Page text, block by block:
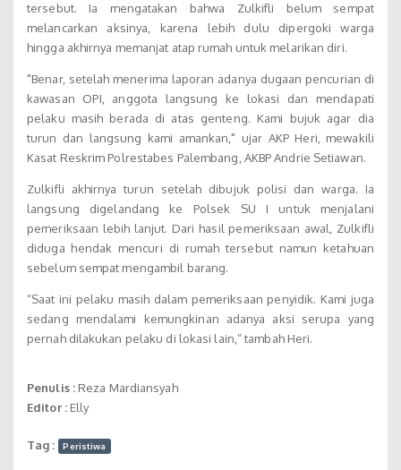
tersebut. Ia mengatakan bahwa Zulkifli belum sempat
melancarkan aksinya, karena lebih dulu dipergoki warga
hingga akhirnya memanjat atap rumah untuk melarikan diri.
"Benar, setelah menerima laporan adanya dugaan pencurian di
kawasan OPI, anggota langsung ke lokasi dan mendapati
pelaku masih berada di atas genteng. Kami bujuk agar dia
turun dan langsung kami amankan," ujar AKP Heri, mewakili
Kasat Reskrim Polrestabes Palembang, AKBP Andrie Setiawan.
Zulkifli akhirnya turun setelah dibujuk polisi dan warga. Ia
langsung digelandang ke Polsek SU I untuk menjalani
pemeriksaan lebih lanjut. Dari hasil pemeriksaan awal, Zulkifli
diduga hendak mencuri di rumah tersebut namun ketahuan
sebelum sempat mengambil barang.
“Saat ini pelaku masih dalam pemeriksaan penyidik. Kami juga
sedang mendalami kemungkinan adanya aksi serupa yang
pernah dilakukan pelaku di lokasi lain,” tambah Heri.
Penulis :Reza Mardiansyah
Editor :Elly
Tag : Peristiwa